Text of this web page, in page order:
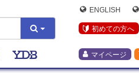
ENGLISH
初めての方へ
マイページ